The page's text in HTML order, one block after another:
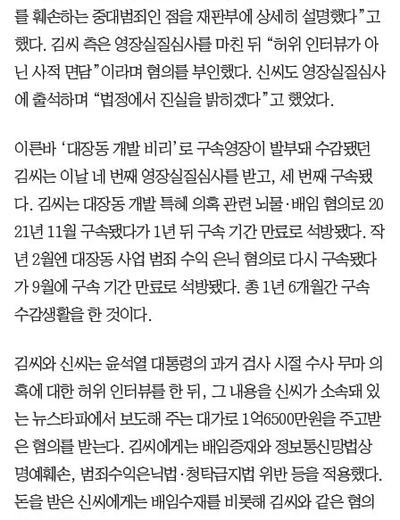
를 훼손하는 중대범죄인 점을 재판부에 상세히 설명했다”고
했다. 김씨 측은 영장실질심사를 마친 뒤 “허위 인터뷰가 아
닌 사적 면담”이라며 혐의를 부인했다. 신씨도 영장실질심사
에 출석하며 “법정에서 진실을 밝히겠다”고 했었다.
이른바 ‘대장동 개발 비리’로 구속영장이 발부돼 수감됐던
김씨는 이날 네 번째 영장실질심사를 받고, 세 번째 구속됐
다. 김씨는 대장동 개발 특혜 의혹 관련 뇌물·배임 혐의로 20
21년 11월 구속됐다가 1년 뒤 구속 기간 만료로 석방됐다. 작
년 2월엔 대장동 사업 범죄 수익 은닉 혐의로 다시 구속됐다
가 9월에 구속 기간 만료로 석방됐다. 총 1년 6개월간 구속
수감생활을 한 것이다.
김씨와 신씨는 윤석열 대통령의 과거 검사 시절 수사 무마 의
혹에 대한 허위 인터뷰를 한 뒤, 그 내용을 신씨가 소속돼 있
는 뉴스타파에서 보도해 주는 대가로 1억6500만원을 주고받
은 혐의를 받는다. 김씨에게는 배임증재와 정보통신망법상
명예훼손, 범죄수익은닉법·청탁금지법 위반 등을 적용했다.
돈을 받은 신씨에게는 배임수재를 비롯해 김씨와 같은 혐의